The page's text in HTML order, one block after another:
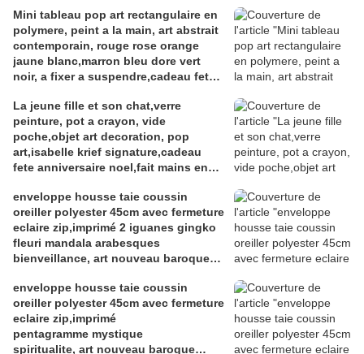
Mini tableau pop art rectangulaire en
polymere, peint a la main, art abstrait
contemporain, rouge rose orange
jaune blanc,marron bleu dore vert
noir, a fixer a suspendre,cadeau fete
La jeune fille et son chat,verre
peinture, pot a crayon, vide
poche,objet art decoration, pop
art,isabelle krief signature,cadeau
fete anniversaire noel,fait mains en
enveloppe housse taie coussin
oreiller polyester 45cm avec fermeture
eclaire zip,imprimé 2 iguanes gingko
fleuri mandala arabesques
bienveillance, art nouveau baroque
relaxation zen,deco maison,boho
bobo gothique ethnique
hippie,cadeau fete anniversaire noel
enveloppe housse taie coussin
oreiller polyester 45cm avec fermeture
eclaire zip,imprimé
pentagramme mystique
spiritualite, art nouveau baroque